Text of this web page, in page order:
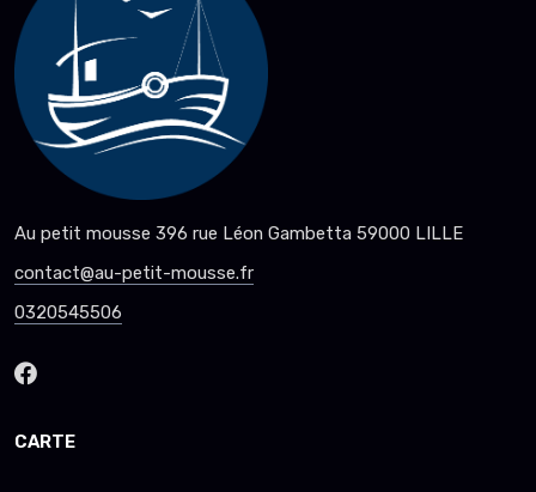
Au petit mousse 396 rue Léon Gambetta 59000 LILLE
contact@au-petit-mousse.fr
0320545506
CARTE